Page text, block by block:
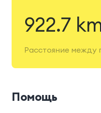
922.7
Расстояние между
Помощь